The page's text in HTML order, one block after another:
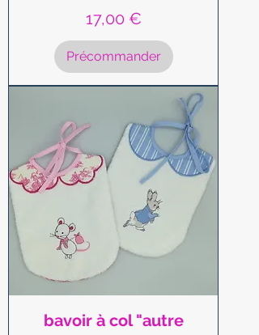
Prix
17,00 €
Précommander
bavoir à col "autre